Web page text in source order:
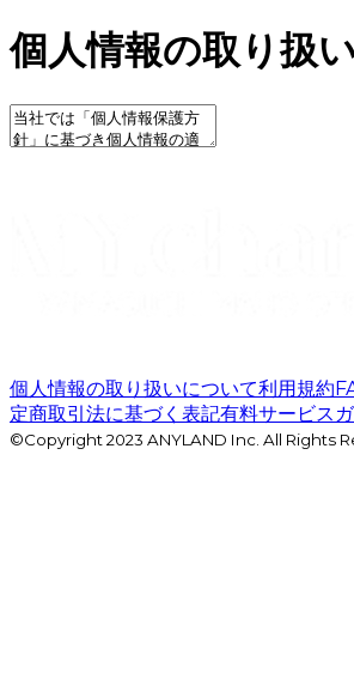
個人情報の取り扱
個人情報の取り扱いについて利用規約
定商取引法に基づく表記有料サービス
©Copyright 2023 ANYLAND Inc. All Rights